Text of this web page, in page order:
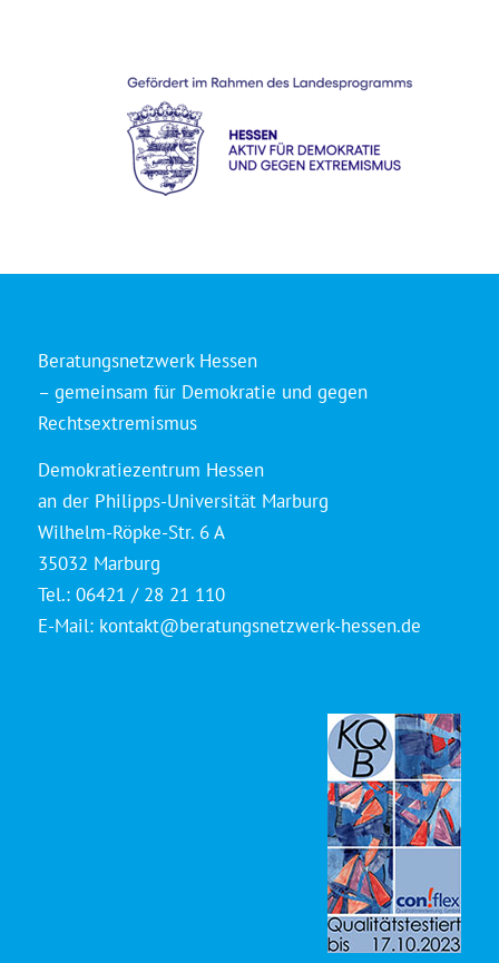
Beratungsnetzwerk Hessen
– gemeinsam für Demokratie und gegen
Rechtsextremismus
Demokratiezentrum Hessen
an der Philipps-Universität Marburg
Wilhelm-Röpke-Str. 6 A
35032 Marburg
Tel.: 06421 / 28 21 110
E-Mail: kontakt@beratungsnetzwerk-hessen.de